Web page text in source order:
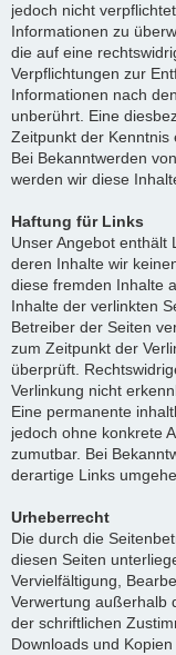
jedoch nicht
Informationen zu
die auf eine
Verpflichtungen zur
Informationen nach
unberührt. Eine
Zeitpunkt der Kenntnis
Bei Bekanntwerden
werden wir diese
Haftung für Links
Unser Angebot enthält
deren Inhalte wir
diese fremden Inhalte
Inhalte der verlinkten
Betreiber der Seiten
zum Zeitpunkt der
überprüft.
Verlinkung nicht
Eine permanente
jedoch ohne konkrete
zumutbar. Bei
derartige Links
Urheberrecht
Die durch die
diesen Seiten
Vervielfältigung,
Verwertung außerhalb
der schriftlichen
Downloads und